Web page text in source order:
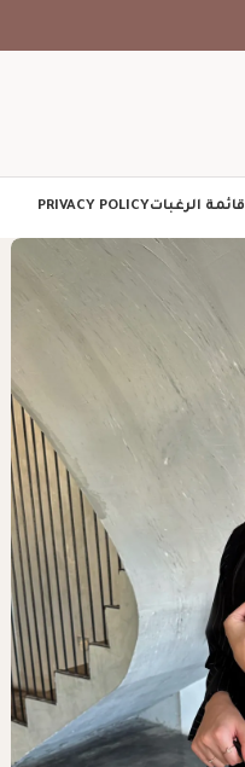
قائمة الرغباتPRIVACY POLICY